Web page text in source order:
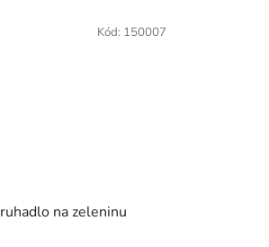
na zeleninu
Kód: 150007